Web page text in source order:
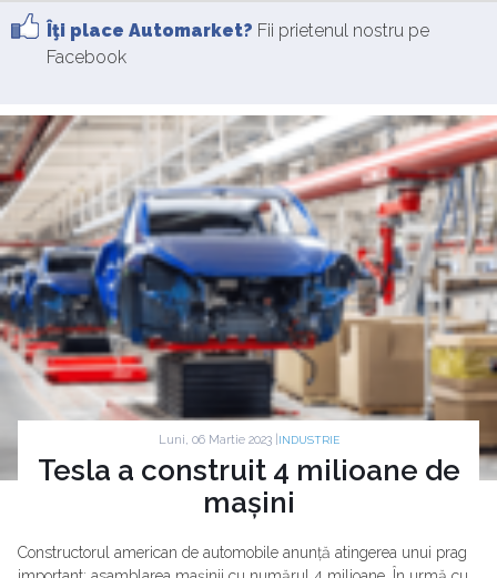
Îţi place Automarket? Fii prietenul nostru pe
Facebook
Luni, 06 Martie 2023 | INDUSTRIE
Tesla a construit 4 milioane de
mașini
Constructorul american de automobile anunță atingerea unui prag